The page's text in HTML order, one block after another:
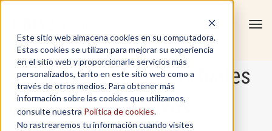
Este sitio web almacena cookies en su computadora.
Estas cookies se utilizan para mejorar su experiencia
en el sitio web y proporcionarle servicios más
personalizados, tanto en este sitio web como a
través de otros medios. Para obtener más
información sobre las cookies que utilizamos,
consulte nuestra Política de cookies.
No rastrearemos tu información cuando visites
Diseño de cursos virtuales
corporativos